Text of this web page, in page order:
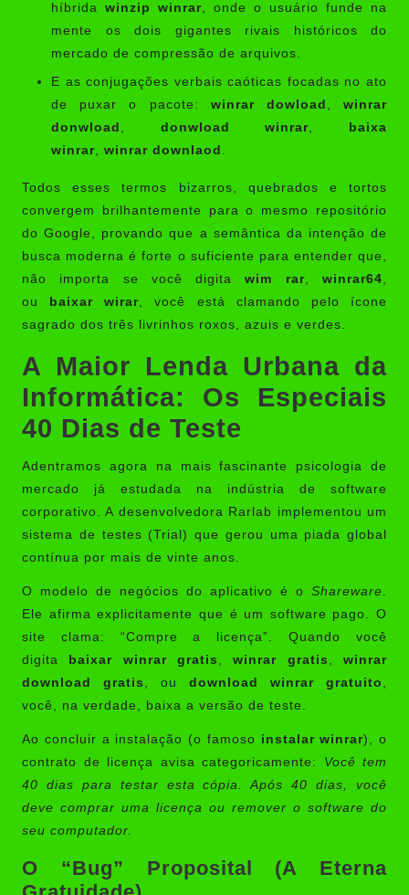
híbrida winzip winrar, onde o usuário funde na
mente os dois gigantes rivais históricos do
mercado de compressão de arquivos.
E as conjugações verbais caóticas focadas no ato
de puxar o pacote: winrar dowload ,winrar
donwload
donwload winrar
baixa
winrar
winrar downlaod
Todos esses termos bizarros, quebrados e tortos
convergem brilhantemente para o mesmo repositório
do Google, provando que a semântica da intenção de
busca moderna é forte o suficiente para entender que,
não importa se você digitawim rar,winrar64
ou baixar wirar , você está clamando pelo ícone
sagrado dos três livrinhos roxos, azuis e verdes.
A Maior Lenda Urbana da
Informática: Os Especiais
40 Dias de Teste
Adentramos agora na mais fascinante psicologia de
mercado já estudada na indústria de software
corporativo. A desenvolvedora Rarlab implementou um
sistema de testes (Trial) que gerou uma piada global
contínua por mais de vinte anos.
O modelo de negócios do aplicativo é o Shareware
Ele afirma explicitamente que é um software pago. O
site clama: “Compre a licença”. Quando você
digita baixar winrar gratis ,winrar gratis ,winrar
download gratis
, ou download winrar gratuito
você, na verdade, baixa a versão de teste.
Ao concluir a instalação (o famoso instalar winrar), o
contrato de licença avisa categoricamente: Você tem
40 dias para testar esta cópia. Após 40 dias, você
deve comprar uma licença ou remover o software do
seu computador.
O “Bug” Proposital (A Eterna